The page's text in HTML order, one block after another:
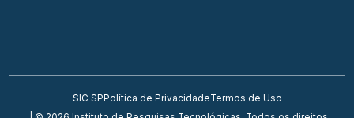
SIC SP Política de PrivacidadeTermos de Uso